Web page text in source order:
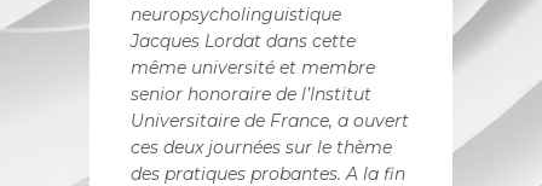
neuropsycholinguistique
Jacques Lordat dans cette
même université et membre
senior honoraire de l’Institut
Universitaire de France, a ouvert
ces deux journées sur le thème
des pratiques probantes. A la fin